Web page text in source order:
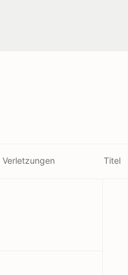
Verletzungen Titel